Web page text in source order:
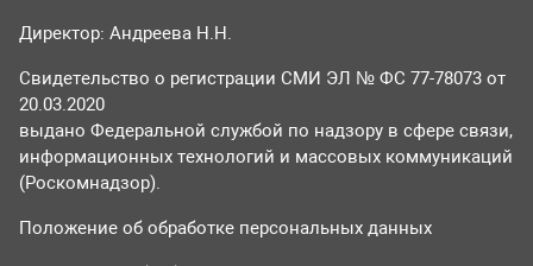
Директор: Андреева Н.Н.
Свидетельство о регистрации СМИ ЭЛ № ФС 77-78073 от
20.03.2020
выдано Федеральной службой по надзору в сфере связи,
информационных технологий и массовых коммуникаций
(Роскомнадзор).
Положение об обработке персональных данных